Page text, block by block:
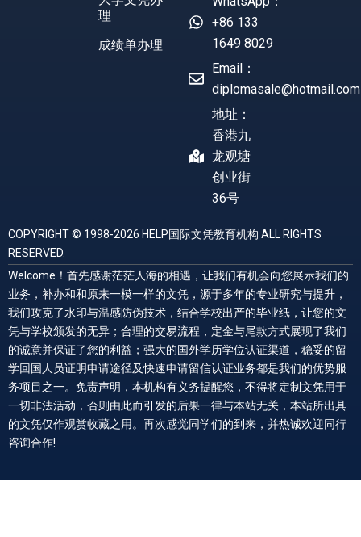
理
成绩单办理
+86 133
1649 8029
Email：
diplomasale@hotmail.com
地址：
香港九
龙观塘
创业街
36号
COPYRIGHT © 1998-2026 HELP国际文凭教育机构 ALL RIGHTS
RESERVED.
Welcome！首先感谢茫茫人海的相遇，让我们有机会向您展示我们的
业务，补办和和原来一模一样的文凭，源于多年的专业研究与提升，
我们攻克了水印与温感防伪技术，结合学校出产的毕业纸，让您的文
凭与学校颁发的无异；合理的交易流程，定金与尾款方式展现了我们
的诚意并保证了您的利益；强大的国外学历学位认证渠道，稳妥的留
学回国人员证明申请途径及快速申请留信认证业务都是我们的优势服
务项目之一。免责声明，本机构有义务提醒您，不得将定制文凭用于
一切非法活动，否则由此而引发的后果一律与本站无关，本站所出具
的文凭仅作观赏收藏之用。再次感觉同学们的到来，并热诚欢迎同行
咨询合作!